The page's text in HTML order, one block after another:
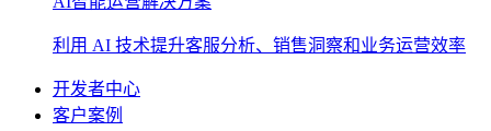
利用 AI 技术提升客服分析、销售洞察和业务运营效率
开发者中心
客户案例